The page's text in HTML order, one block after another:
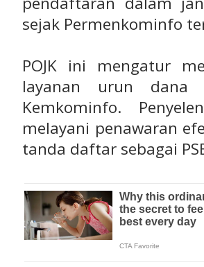
sejak Permenkominfo
POJK ini mengatur
layanan urun dana
Kemkominfo.
melayani penawaran
tanda daftar sebagai